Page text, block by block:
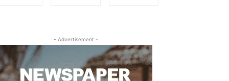
- Advertisement -